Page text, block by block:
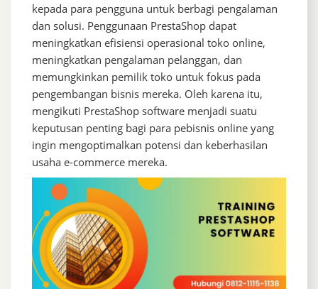
kepada para pengguna untuk berbagi pengalaman
dan solusi. Penggunaan PrestaShop dapat
meningkatkan efisiensi operasional toko online,
meningkatkan pengalaman pelanggan, dan
memungkinkan pemilik toko untuk fokus pada
pengembangan bisnis mereka. Oleh karena itu,
mengikuti PrestaShop software menjadi suatu
keputusan penting bagi para pebisnis online yang
ingin mengoptimalkan potensi dan keberhasilan
usaha e-commerce mereka.